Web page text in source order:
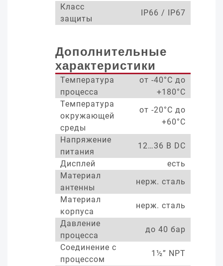
Класс
защиты
IP66 / IP67
Дополнительные
характеристики
Температура
процесса
от -40°С до
+180°С
Температура
окружающей
среды
от -20°С до
+60°С
Напряжение
питания
12…36 В DC
Дисплей
есть
Материал
антенны
нерж. сталь
Материал
корпуса
нерж. сталь
Давление
процесса
до 40 бар
Соединение с
процессом
1½” NPT